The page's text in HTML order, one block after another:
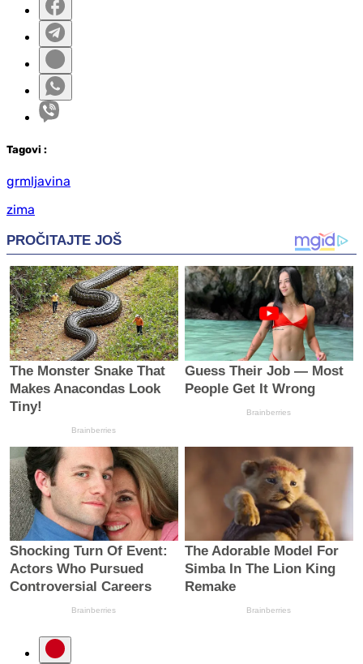
Tagovi :
grmljavina
zima